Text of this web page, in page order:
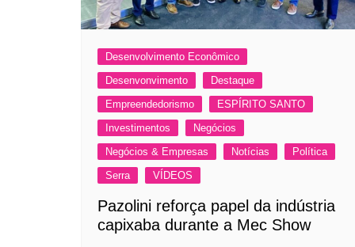
Desenvolvimento Econômico
Desenvonvimento
Destaque
Empreendedorismo
ESPÍRITO SANTO
Investimentos
Negócios
Negócios & Empresas
Notícias
Política
Serra
VÍDEOS
Pazolini reforça papel da indústria
capixaba durante a Mec Show